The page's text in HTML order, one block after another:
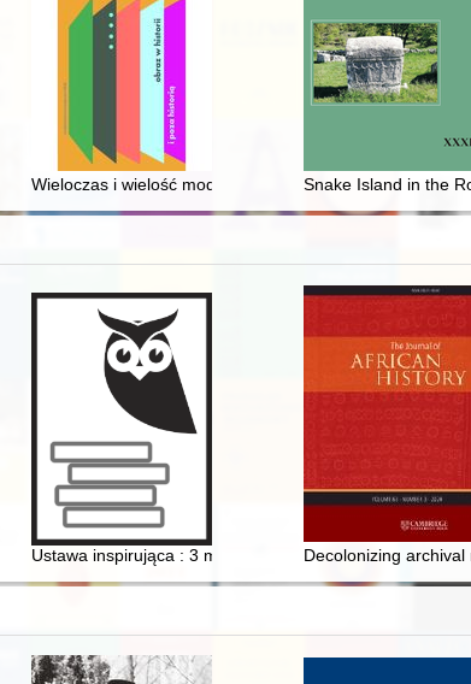
Narodowego im. Ossolińskich we Wrocławiu :
1393) : rycerz Wielkiej Polski
Wieloczas i wielość modernizmów : o klasztornej
Snake Island in the
mieszkających w Polscew archiwaliach : ciechanowskie grodzkie
Ustawa inspirująca : 3 maj 1791 rokuDecolonizing